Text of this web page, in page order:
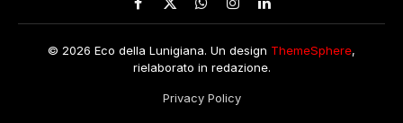
Facebook
X
WhatsApp
Instagram
LinkedIn
© 2026 Eco della Lunigiana. Un design ThemeSphere,
rielaborato in redazione.
Privacy Policy